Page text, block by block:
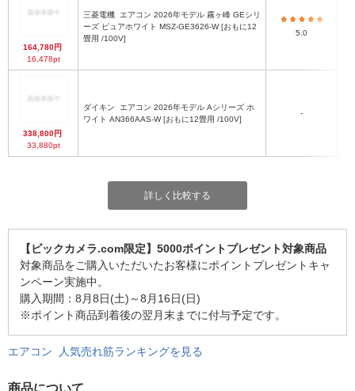
164,780円
16,478pt
三菱電機
ーズ ピュアホワイト MSZ-GE3626-W [おもに12
畳用 /100V]
5.0
338,800円
33,880pt
ダイキン
ワイト AN366AAS-W [おもに12畳用 /100V]
-
詳しく比較する
【ビックカメラ.com限定】5000ポイントプレゼント対象商品
対象商品をご購入いただいたお客様にポイントプレゼントキャ
ンペーン実施中。
購入期間：8月8日(土)～8月16日(日)
※ポイント商品到着後の翌月末までに付与予定です。
エアコン 人気売れ筋ランキングを見る
商品について